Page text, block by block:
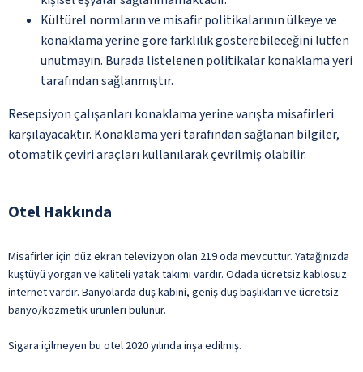
Kültürel normların ve misafir politikalarının ülkeye ve
konaklama yerine göre farklılık gösterebileceğini lütfen
unutmayın. Burada listelenen politikalar konaklama yeri
tarafından sağlanmıştır.
Resepsiyon çalışanları konaklama yerine varışta misafirleri
karşılayacaktır. Konaklama yeri tarafından sağlanan bilgiler,
otomatik çeviri araçları kullanılarak çevrilmiş olabilir.
Otel Hakkında
Misafirler için düz ekran televizyon olan 219 oda mevcuttur. Yatağınızda
kuştüyü yorgan ve kaliteli yatak takımı vardır. Odada ücretsiz kablosuz
internet vardır. Banyolarda duş kabini, geniş duş başlıkları ve ücretsiz
banyo/kozmetik ürünleri bulunur.
Sigara içilmeyen bu otel 2020 yılında inşa edilmiş.